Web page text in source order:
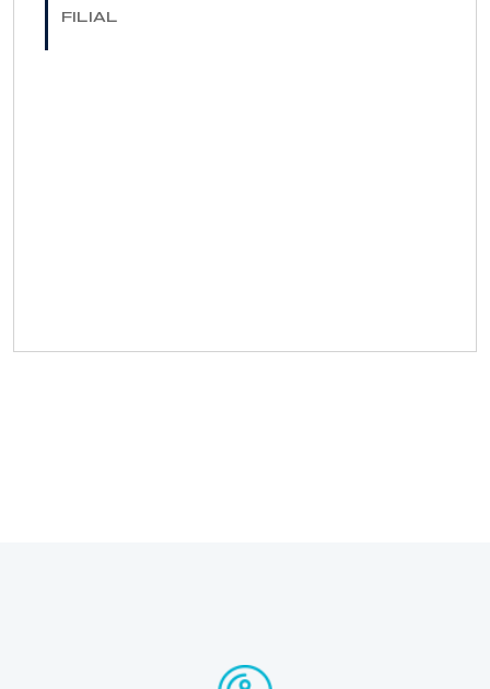
FILIAL